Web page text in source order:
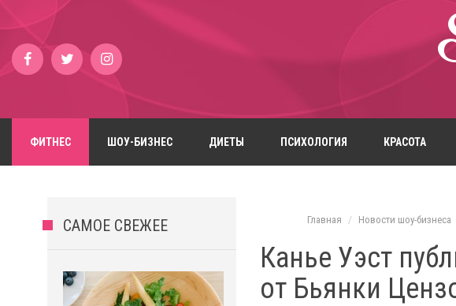
ФИТНЕС ШОУ-БИЗНЕС ДИЕТЫ ПСИХОЛОГИЯ КРАСОТА
САМОЕ СВЕЖЕЕ Главная Новости шоу-бизнеса
Канье Уэст
от Бьянки